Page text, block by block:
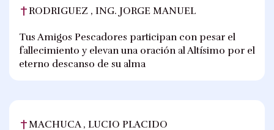
RODRIGUEZ , ING. JORGE MANUEL
Tus Amigos Pescadores participan con pesar el
fallecimiento y elevan una oración al Altísimo por el
eterno descanso de su alma
MACHUCA , LUCIO PLACIDO